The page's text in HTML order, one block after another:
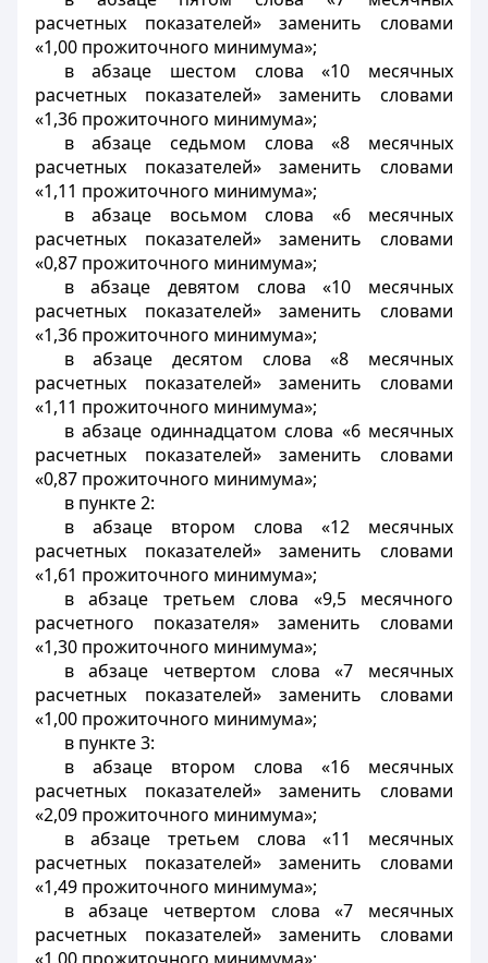
расчетных показателей» заменить словами
«1,00 прожиточного минимума»;
в абзаце шестом слова «10 месячных
расчетных показателей» заменить словами
«1,36 прожиточного минимума»;
в абзаце седьмом слова «8 месячных
расчетных показателей» заменить словами
«1,11 прожиточного минимума»;
в абзаце восьмом слова «6 месячных
расчетных показателей» заменить словами
«0,87 прожиточного минимума»;
в абзаце девятом слова «10 месячных
расчетных показателей» заменить словами
«1,36 прожиточного минимума»;
в абзаце десятом слова «8 месячных
расчетных показателей» заменить словами
«1,11 прожиточного минимума»;
в абзаце одиннадцатом слова «6 месячных
расчетных показателей» заменить словами
«0,87 прожиточного минимума»;
в пункте 2:
в абзаце втором слова «12 месячных
расчетных показателей» заменить словами
«1,61 прожиточного минимума»;
в абзаце третьем слова «9,5 месячного
расчетного показателя» заменить словами
«1,30 прожиточного минимума»;
в абзаце четвертом слова «7 месячных
расчетных показателей» заменить словами
«1,00 прожиточного минимума»;
в пункте 3:
в абзаце втором слова «16 месячных
расчетных показателей» заменить словами
«2,09 прожиточного минимума»;
в абзаце третьем слова «11 месячных
расчетных показателей» заменить словами
«1,49 прожиточного минимума»;
в абзаце четвертом слова «7 месячных
расчетных показателей» заменить словами